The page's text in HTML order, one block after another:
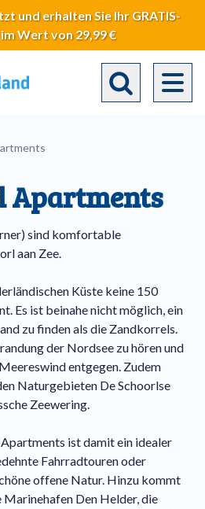
und erhalten Sie Ihr GRATIS-
Wert von 29,99 €
Toggle search
Apartments
sind komfortable
aan Zee.
Küste keine 150
Es ist beinahe nicht möglich, ein
zu finden als die Zandkorrels.
der Nordsee zu hören und
entgegen. Zudem
Naturgebieten De Schoorlse
Zeewering.
ist damit ein idealer
Fahrradtouren oder
offene Natur. Hinzu kommt
Den Helder, die